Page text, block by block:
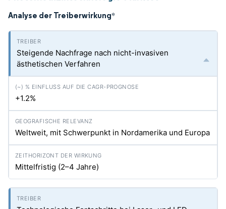
Analyse der Treiberwirkung*
Steigende Nachfrage nach nicht-invasiven
ästhetischen Verfahren
+1.2%
Weltweit, mit Schwerpunkt in Nordamerika und Europa
Mittelfristig (2–4 Jahre)